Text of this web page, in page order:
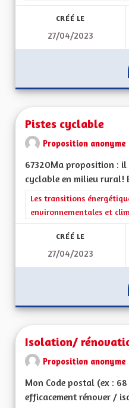
CRÉÉ LE
27/04/2023
Pistes cyclable
Proposition anonyme
67320Ma proposition :
cyclable en milieu rural!
Filtrer les résultats de la
Les transitions
environnementales et
CRÉÉ LE
27/04/2023
Isolation/
Proposition anonyme
Mon Code postal (ex :
efficacement rénover /